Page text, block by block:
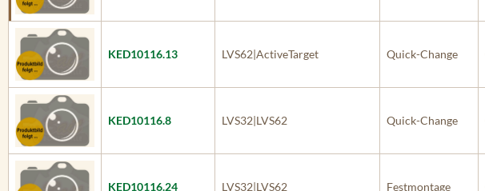
KED10116.13 LVS62|ActiveTarget Quick-Change
KED10116.8 LVS32|LVS62 Quick-Change
KED10116.24 LVS32|LVS62 Festmontage